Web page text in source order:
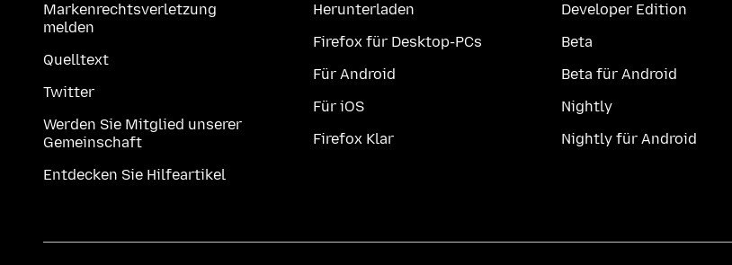
Markenrechtsverletzung
melden
Quelltext
Twitter
Werden Sie Mitglied unserer
Gemeinschaft
Entdecken Sie Hilfeartikel
Herunterladen
Firefox für Desktop-PCs
Für Android
Für iOS
Firefox Klar
Developer Edition
Beta
Beta für Android
Nightly
Nightly für Android